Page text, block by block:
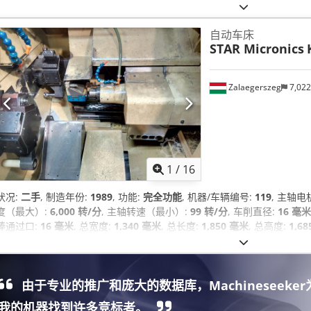
1 / 16
Zalaegerszeg
自动车床
STAR Micronics
况: 二手, 制造年份: 1989, 功能: 完全功能, 机器/车辆编号: 119, 主轴电
（最大）: 6,000 转/分, 主轴转速（最小）: 99 转/分, 车削直径: 16 毫米
通过口: 16 毫米, 总宽度: 1,340 毫米, 总长度: 1,850 毫米, 总高度:
文档 / 手册, 转速可无
由于专业的推广和庞大的数据库，Machineseeker
的机器找到许多竞标者。